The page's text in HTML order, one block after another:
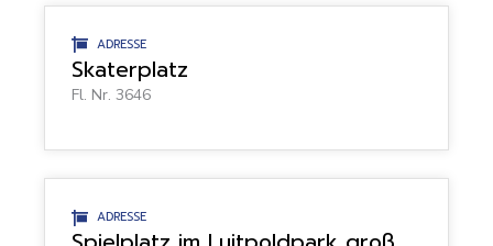
ADRESSE
Skaterplatz
Fl. Nr. 3646
ADRESSE